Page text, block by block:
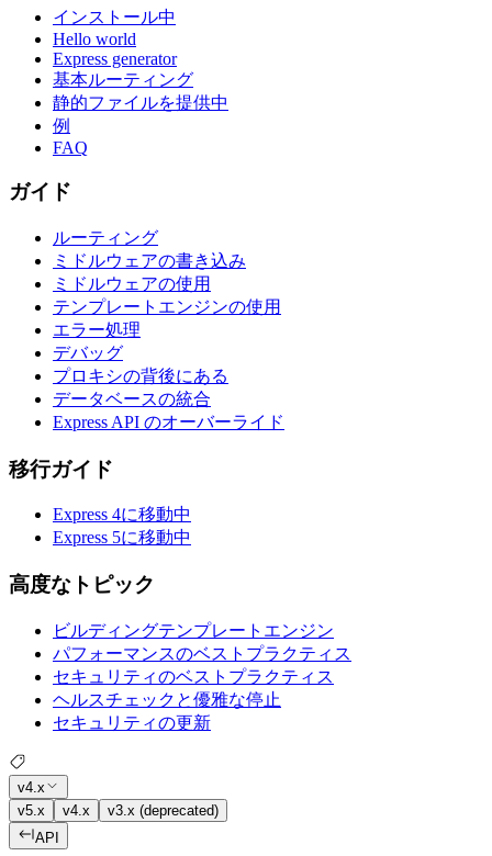
インストール中
Hello world
Express generator
基本ルーティング
静的ファイルを提供中
例
FAQ
ガイド
ルーティング
ミドルウェアの書き込み
ミドルウェアの使用
テンプレートエンジンの使用
エラー処理
デバッグ
プロキシの背後にある
データベースの統合
Express API のオーバーライド
移行ガイド
Express 4に移動中
Express 5に移動中
高度なトピック
ビルディングテンプレートエンジン
パフォーマンスのベストプラクティス
セキュリティのベストプラクティス
ヘルスチェックと優雅な停止
セキュリティの更新
v4.x
v5.x
v4.x
v3.x (deprecated)
API